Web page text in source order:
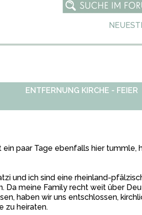
ENTFERNUNG KIRCHE - FEIER
paar Tage ebenfalls hier tummle,
und ich sind eine rheinland-
Da meine Family recht weit über
haben wir uns entschlossen,
zu heiraten.